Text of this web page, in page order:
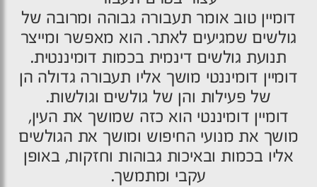
דומיין טוב אומר תעבורה גבוהה ומרובה של
גולשים שמגיעים לאתר. הוא מאפשר ומייצר
תנועת גולשים דינמית בכמות דומיננטית.
דומיין דומיננטי מושך אליו תעבורה גדולה הן
של פעילות והן של גולשים וגולשות.
דומיין דומיננטי הוא כזה שמושך את העין,
מושך את מנועי החיפוש ומושך את הגולשים
אליו בכמות ובאיכות גבוהות וחזקות, באופן
עקבי ומתמשך.